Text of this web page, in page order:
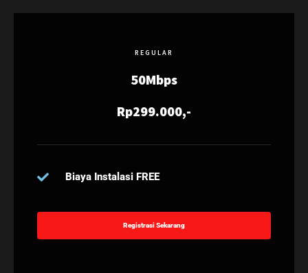
REGULAR
50Mbps
Rp299.000,-
Biaya Instalasi FREE
Registrasi Sekarang